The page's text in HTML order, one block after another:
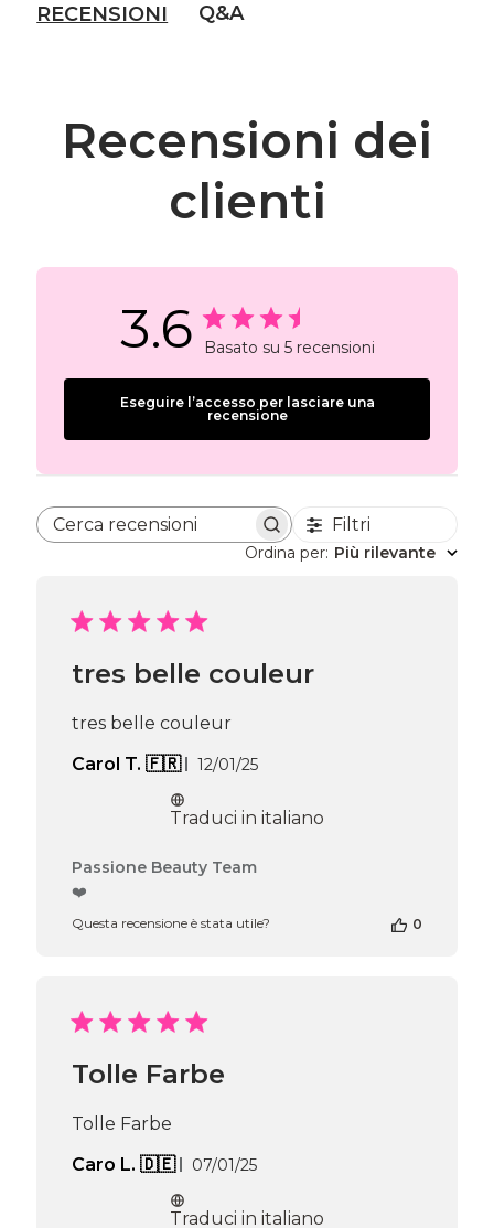
RECENSIONI Q&A
Recensioni dei
clienti
3.6 Basato su 5 recensioni
Eseguire l’accesso per lasciare una
recensione
Cerca recensioni Filtri
Ordina per: Più rilevante
tres belle couleur
tres belle couleur
Carol T. 🇫🇷
Data
pubblicazione
12/01/25
Traduci in italiano
Commenti
del
16
Passione Beauty Team
❤️
Questa recensione è stata utile? 0
Tolle Farbe
Tolle Farbe
Caro L. 🇩🇪
Data
pubblicazione
07/01/25
Traduci in italiano